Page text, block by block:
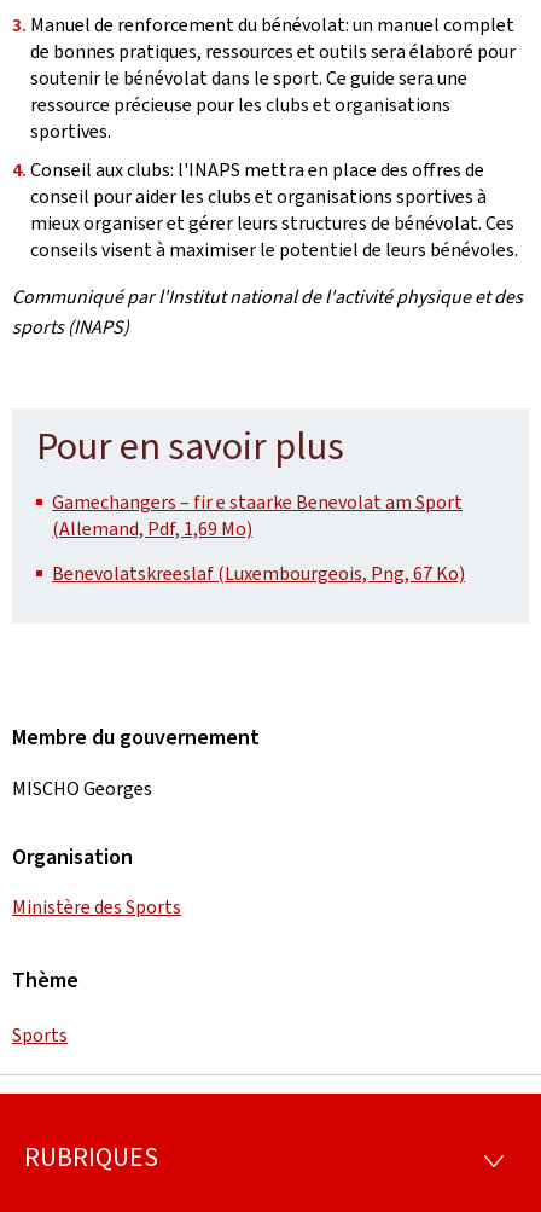
Manuel de renforcement du bénévolat: un manuel complet
de bonnes pratiques, ressources et outils sera élaboré pour
soutenir le bénévolat dans le sport. Ce guide sera une
ressource précieuse pour les clubs et organisations
sportives.
Conseil aux clubs: l'INAPS mettra en place des offres de
conseil pour aider les clubs et organisations sportives à
mieux organiser et gérer leurs structures de bénévolat. Ces
conseils visent à maximiser le potentiel de leurs bénévoles.
Communiqué par l'Institut national de l'activité physique et des
sports (INAPS)
Pour en savoir plus
Gamechangers – fir e staarke Benevolat am Sport
(Allemand, Pdf, 1,69 Mo)
Benevolatskreeslaf (Luxembourgeois, Png, 67 Ko)
Membre du gouvernement
MISCHO Georges
Organisation
Ministère des Sports
Thème
Sports
Pied
RUBRIQUES